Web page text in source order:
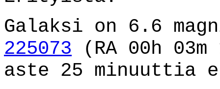
Galaksi on 6.6
225073 (RA 00h
aste 25 minuuttia